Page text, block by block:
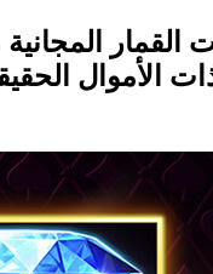
القمار
ذات الأموال